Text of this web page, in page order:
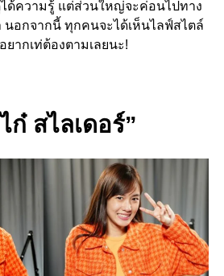
ด้ความรู้ แต่ส่วนใหญ่จะค่อนไปทาง
นอกจากนี้ ทุกคนจะได้เห็นไลฟ์สไตล์
ยากเท่ต้องตามเลยนะ!
ก๋ สไลเดอร์”